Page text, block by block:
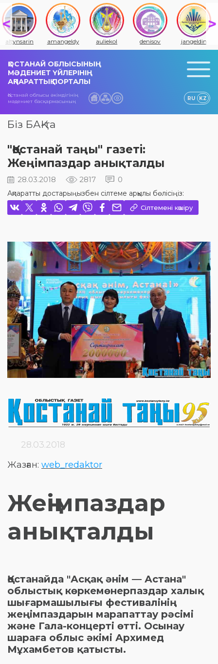
amangeldy auliekol denisov jangeldin jitiqara
ҚОСТАНАЙ ОБЛЫСЫНЫҢ
МӘДЕНИЕТ ҮЙЛЕРІНІҢ
АҚПАРАТТЫҚ ПОРТАЛЫ
Қостанай облысы әкімдігінің
мәдениет басқармасының
RU KZ
Біз БАҚ-та
"Қостанай таңы" газеті:
Жеңімпаздар анықталды
28.03.2018 2817 0
Ақпаратты достарыңызбен сілтеме арқылы бөлісіңіз:
Сілтемені көшіру
28.03.2018
Жазған: web_redaktor
Жеңімпаздар
анықталды
Қостанайда "Асқақ әнім — Астана"
облыстық көркемөнерпаздар халық
шығармашылығы фестивалінің
жеңімпаздарын марапаттау рәсімі
және Гала-концерті өтті. Осынау
шараға облыс әкімі Архимед
Мұхамбетов қатысты.